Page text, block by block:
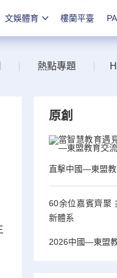
文娛體育 樓蘭平臺
熱點專題
原創
直擊中國—東盟
60余位嘉賓齊聚
新體系
2026中國—東盟